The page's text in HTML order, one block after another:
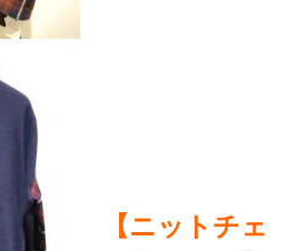
【ニットチェ